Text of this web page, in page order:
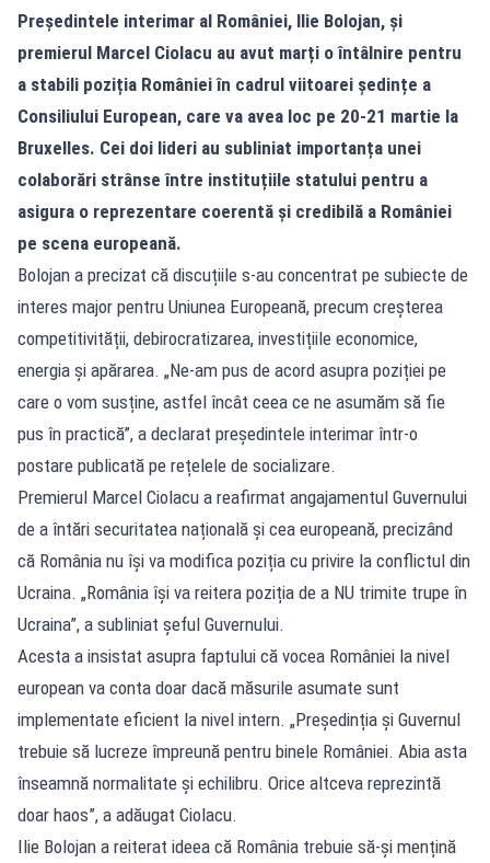
Președintele interimar al României, Ilie Bolojan, și
premierul Marcel Ciolacu au avut marți o întâlnire pentru
a stabili poziția României în cadrul viitoarei ședințe a
Consiliului European, care va avea loc pe 20-21 martie la
Bruxelles. Cei doi lideri au subliniat importanța unei
colaborări strânse între instituțiile statului pentru a
asigura o reprezentare coerentă și credibilă a României
pe scena europeană.
Bolojan a precizat că discuțiile s-au concentrat pe subiecte de
interes major pentru Uniunea Europeană, precum creșterea
competitivității, debirocratizarea, investițiile economice,
energia și apărarea. „Ne-am pus de acord asupra poziției pe
care o vom susține, astfel încât ceea ce ne asumăm să fie
pus în practică”, a declarat președintele interimar într-o
postare publicată pe rețelele de socializare.
Premierul Marcel Ciolacu a reafirmat angajamentul Guvernului
de a întări securitatea națională și cea europeană, precizând
că România nu își va modifica poziția cu privire la conflictul din
Ucraina. „România își va reitera poziția de a NU trimite trupe în
Ucraina”, a subliniat șeful Guvernului.
Acesta a insistat asupra faptului că vocea României la nivel
european va conta doar dacă măsurile asumate sunt
implementate eficient la nivel intern. „Președinția și Guvernul
trebuie să lucreze împreună pentru binele României. Abia asta
înseamnă normalitate și echilibru. Orice altceva reprezintă
doar haos”, a adăugat Ciolacu.
Ilie Bolojan a reiterat ideea că România trebuie să-și mențină